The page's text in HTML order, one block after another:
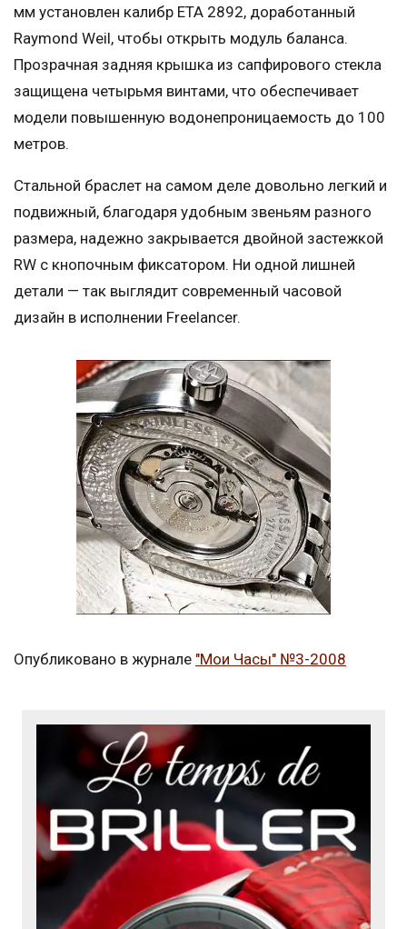
мм установлен калибр ETA 2892, доработанный
Raymond Weil, чтобы открыть модуль баланса.
Прозрачная задняя крышка из сапфирового стекла
защищена четырьмя винтами, что обеспечивает
модели повышенную водонепроницаемость до 100
метров.
Стальной браслет на самом деле довольно легкий и
подвижный, благодаря удобным звеньям разного
размера, надежно закрывается двойной застежкой
RW с кнопочным фиксатором. Ни одной лишней
детали — так выглядит современный часовой
дизайн в исполнении Freelancer.
Опубликовано в журнале "Мои Часы" №3-2008